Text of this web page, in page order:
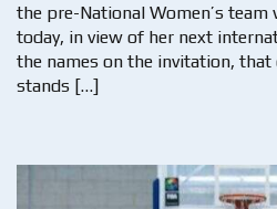
the pre-National Women’s team
today, in view of her next
the names on the invitation,
stands […]